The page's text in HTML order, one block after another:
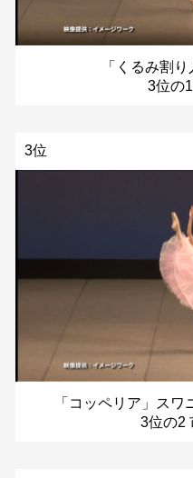
「くるみ割
3位の
3位
「コッペリア」スワ
3位の2